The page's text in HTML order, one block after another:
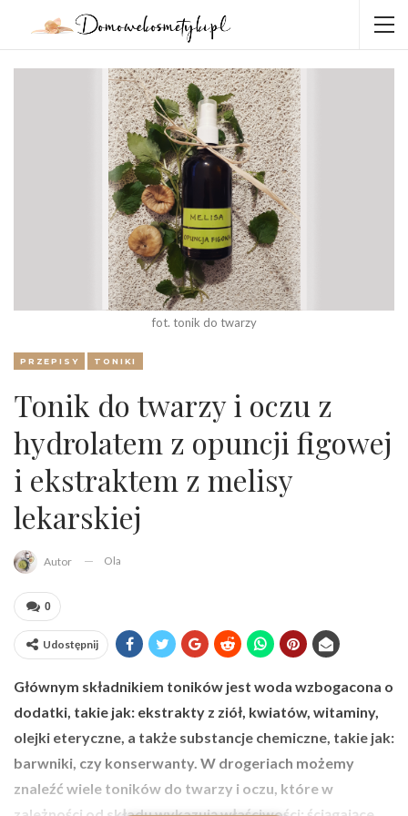
fot. tonik do twarzy
PRZEPISY TONIKI
Tonik do twarzy i oczu z
hydrolatem z opuncji figowej
i ekstraktem z melisy
lekarskiej
Autor Ola
0
Udostępnij
Głównym składnikiem toników jest woda wzbogacona o
dodatki, takie jak: ekstrakty z ziół, kwiatów, witaminy,
olejki eteryczne, a także substancje chemiczne, takie jak:
barwniki, czy konserwanty. W drogeriach możemy
znaleźć wiele toników do twarzy i oczu, które w